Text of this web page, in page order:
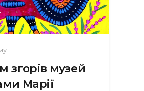
згорів музей
Марії